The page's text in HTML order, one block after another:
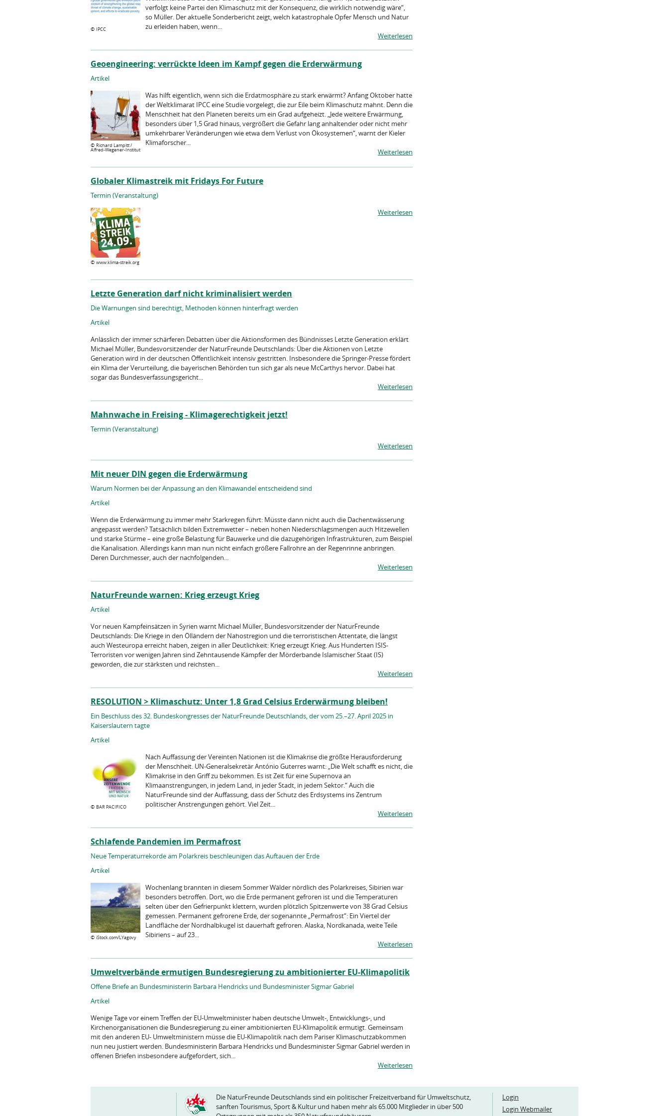
© IPCC
verfolgt keine Partei den Klimaschutz mit der Konsequenz, die wirklich notwendig wäre“,
so Müller. Der aktuelle Sonderbericht zeigt, welch katastrophale Opfer Mensch und Natur
zu erleiden haben, wenn...
Weiterlesen
Geoengineering: verrückte Ideen im Kampf gegen die Erderwärmung
Artikel
© Richard Lampitt /
Alfred-Wegener-Institut
Was hilft eigentlich, wenn sich die Erdatmosphäre zu stark erwärmt? Anfang Oktober hatte
der Weltklimarat IPCC eine Studie vorgelegt, die zur Eile beim Klimaschutz mahnt. Denn die
Menschheit hat den Planeten bereits um ein Grad aufgeheizt. „Jede weitere Erwärmung,
besonders über 1,5 Grad hinaus, vergrößert die Gefahr lang anhaltender oder nicht mehr
umkehrbarer Veränderungen wie etwa dem Verlust von Ökosystemen“, warnt der Kieler
Klimaforscher...
Weiterlesen
Globaler Klimastreik mit Fridays For Future
Termin (Veranstaltung)
© www.klima-streik.org
Weiterlesen
Letzte Generation darf nicht kriminalisiert werden
Die Warnungen sind berechtigt, Methoden können hinterfragt werden
Artikel
Anlässlich der immer schärferen Debatten über die Aktionsformen des Bündnisses Letzte Generation erklärt
Michael Müller, Bundesvorsitzender der NaturFreunde Deutschlands: Über die Aktionen von Letzte
Generation wird in der deutschen Öffentlichkeit intensiv gestritten. Insbesondere die Springer-Presse fördert
ein Klima der Verurteilung, die bayerischen Behörden tun sich gar als neue McCarthys hervor. Dabei hat
sogar das Bundesverfassungsgericht...
Weiterlesen
Mahnwache in Freising - Klimagerechtigkeit jetzt!
Termin (Veranstaltung)
Weiterlesen
Mit neuer DIN gegen die Erderwärmung
Warum Normen bei der Anpassung an den Klimawandel entscheidend sind
Artikel
Wenn die Erderwärmung zu immer mehr Starkregen führt: Müsste dann nicht auch die Dachentwässerung
angepasst werden? Tatsächlich bilden Extremwetter – neben hohen Niederschlagsmengen auch Hitzewellen
und starke Stürme – eine große Belastung für Bauwerke und die dazugehörigen Infrastrukturen, zum Beispiel
die Kanalisation. Allerdings kann man nun nicht einfach größere Fallrohre an der Regenrinne anbringen.
Deren Durchmesser, auch der nachfolgenden...
Weiterlesen
NaturFreunde warnen: Krieg erzeugt Krieg
Artikel
Vor neuen Kampfeinsätzen in Syrien warnt Michael Müller, Bundesvorsitzender der NaturFreunde
Deutschlands: Die Kriege in den Ölländern der Nahostregion und die terroristischen Attentate, die längst
auch Westeuropa erreicht haben, zeigen in aller Deutlichkeit: Krieg erzeugt Krieg. Aus Hunderten ISIS-
Terroristen vor wenigen Jahren sind Zehntausende Kämpfer der Mörderbande Islamischer Staat (IS)
geworden, die zur stärksten und reichsten...
Weiterlesen
RESOLUTION > Klimaschutz: Unter 1,8 Grad Celsius Erderwärmung bleiben!
Ein Beschluss des 32. Bundeskongresses der NaturFreunde Deutschlands, der vom 25.–27. April 2025 in
Kaiserslautern tagte
Artikel
© BAR PACIFICO
Nach Auffassung der Vereinten Nationen ist die Kli­makrise die größte Herausforderung
der Mensch­heit. UN-Generalsekretär António Guterres warnt: „Die Welt schafft es nicht, die
Klimakrise in den Griff zu bekommen. Es ist Zeit für eine Supernova an
Klimaanstrengungen, in jedem Land, in jeder Stadt, in jedem Sektor.“ Auch die
NaturFreunde sind der Auffassung, dass der Schutz des Erdsystems ins Zent­rum
politischer Anstrengungen gehört. Viel Zeit...
Weiterlesen
Schlafende Pandemien im Permafrost
Neue Temperaturrekorde am Polarkreis beschleunigen das Auftauen der Erde
Artikel
© iStock.com/LYagovy
Wochenlang brannten in diesem Sommer Wälder nördlich des Polarkreises, Sibirien war
besonders betroffen. Dort, wo die Erde permanent gefroren ist und die Temperaturen
selten über den Gefrierpunkt klettern, wurden plötzlich Spitzenwerte von 38 Grad Celsius
gemessen. Permanent gefrorene Erde, der sogenannte „Permafrost“: Ein Viertel der
Landfläche der Nordhalbkugel ist dauerhaft gefroren. Alaska, Nordkanada, weite Teile
Sibiriens – auf 23...
Weiterlesen
Umweltverbände ermutigen Bundesregierung zu ambitionierter EU-Klimapolitik
Offene Briefe an Bundesministerin Barbara Hendricks und Bundesminister Sigmar Gabriel
Artikel
Wenige Tage vor einem Treffen der EU-Umweltminister haben deutsche Umwelt-, Entwicklungs-, und
Kirchenorganisationen die Bundesregierung zu einer ambitionierten EU-Klimapolitik ermutigt. Gemeinsam
mit den anderen EU- Umweltministern müsse die EU-Klimapolitik nach dem Pariser Klimaschutzabkommen
nun neu justiert werden. Bundesministerin Barbara Hendricks und Bundesminister Sigmar Gabriel werden in
offenen Briefen insbesondere aufgefordert, sich...
Weiterlesen
Die NaturFreunde Deutschlands sind ein politischer Freizeitverband für Umweltschutz,
sanften Tourismus, Sport & Kultur und haben mehr als 65.000 Mitglieder in über 500
Login
Login Webmailer